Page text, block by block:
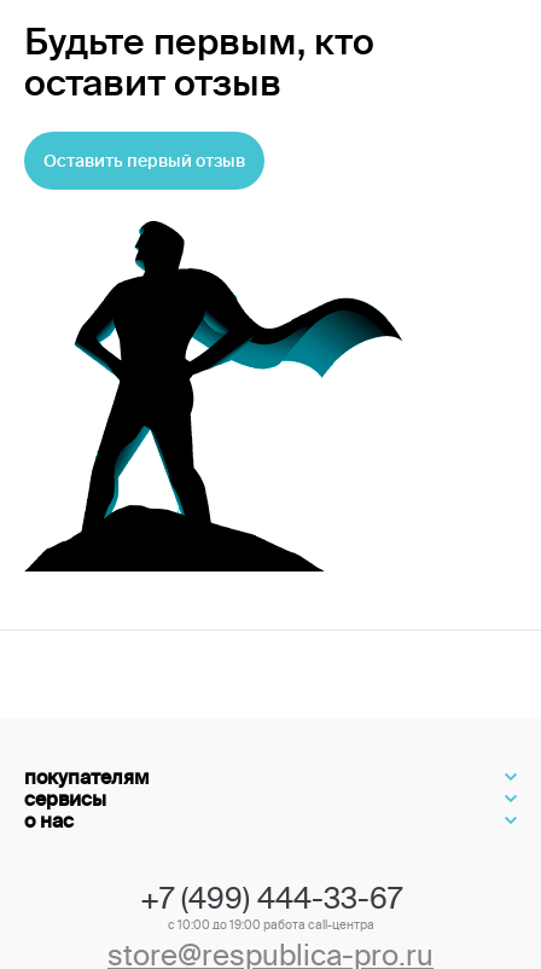
Будьте первым, кто
оставит отзыв
Оставить первый отзыв
покупателям
сервисы
о нас
+7 (499) 444-33-67
с 10:00 до 19:00 работа call-центра
store@respublica-pro.ru